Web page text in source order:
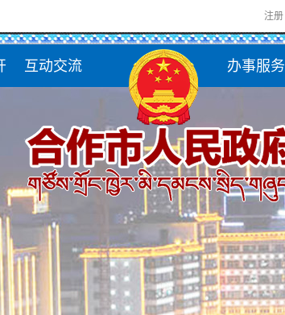
注册
互动交流 办事服务